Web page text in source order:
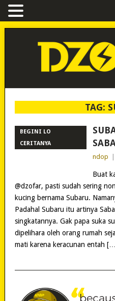
TAG:
BEGINI LO
CERITANYA
ndop
Buat
@dzofar, pasti sudah sering
kucing bernama Subaru.
Padahal Subaru itu artinya
singkatannya. Gak papa suka
dipelihara oleh orang rumah
mati karena keracunan entah